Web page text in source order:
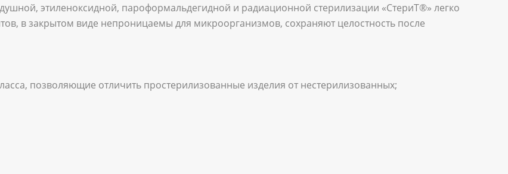
этиленоксидной, пароформальдегидной и радиационной стерилизации «СтериТ®» легко
в закрытом виде непроницаемы для микроорганизмов, сохраняют целостность после
позволяющие отличить простерилизованные изделия от нестерилизованных;